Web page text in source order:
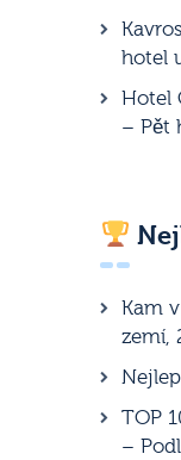
hotel
Hotel
– Pět
Kam
zemí,
TOP
–